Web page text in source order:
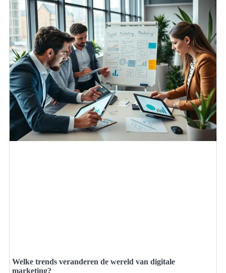
Welke trends veranderen de wereld van digitale
marketing?